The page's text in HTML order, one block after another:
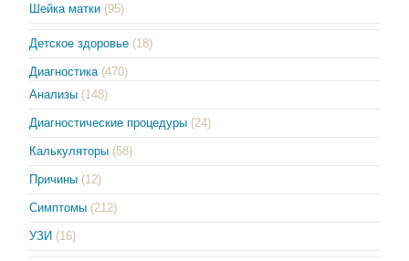
Шейка матки (95)
Детское здоровье (18)
Диагностика (470)
Анализы (148)
Диагностические процедуры (24)
Калькуляторы (58)
Причины (12)
Симптомы (212)
УЗИ (16)